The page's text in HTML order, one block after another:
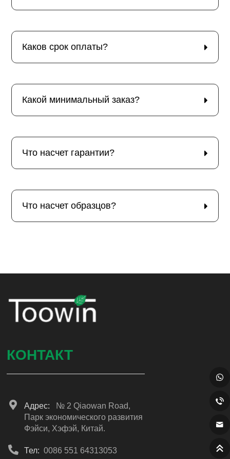
Каков срок оплаты?
Какой минимальный заказ?
Что насчет гарантии?
Что насчет образцов?
КОНТАКТ
Адрес:
№ 2 Qiaowan Road,
Парк экономического развития
Фэйси, Хэфэй, Китай.
Тел: 0086 551 64313053